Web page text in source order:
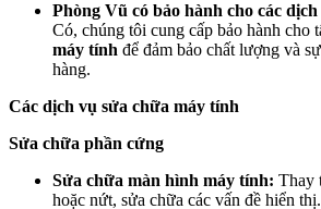
Phòng Vũ có bảo hành cho các
Có, chúng tôi cung cấp bảo hành cho
máy tính để đảm bảo chất lượng và
hàng.
Các dịch vụ sửa chữa máy tính
Sửa chữa phần cứng
Sửa chữa màn hình máy tính: Thay
hoặc nứt, sửa chữa các vấn đề hiển thị.